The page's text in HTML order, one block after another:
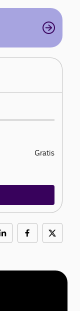
Gratis